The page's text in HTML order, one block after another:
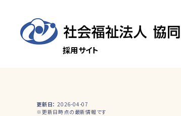
採用サイト
更新日
2026-04-07
※更新日時点の最新情報です